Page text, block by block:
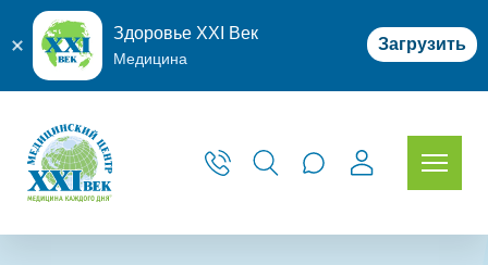
Здоровье XXI Век
Медицина
Загрузить